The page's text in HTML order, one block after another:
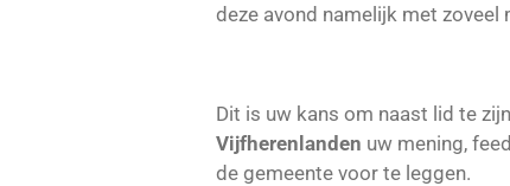
deze avond namelijk met zoveel
Dit is uw kans om naast lid te
Vijfherenlanden uw mening,
de gemeente voor te leggen.